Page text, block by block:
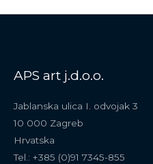
APS art j.d.o.o.
Jablanska ulica I. odvojak 3
10 000 Zagreb
Hrvatska
Tel.: +385 (0)91 7345-855